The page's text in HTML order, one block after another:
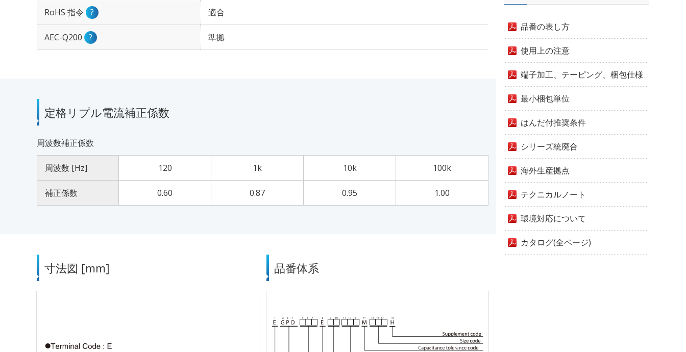
RoHS 指令 ? 適合
AEC-Q200 ? 準拠
定格リプル電流補正係数
周波数補正係数
周波数 [Hz] 120 1k 10k 100k
補正係数 0.60 0.87 0.95 1.00
寸法図 [mm] 品番体系
品番の表し方
使用上の注意
端子加工、テーピング、梱包仕様
最小梱包単位
はんだ付推奨条件
シリーズ統廃合
海外生産拠点
テクニカルノート
環境対応について
カタログ(全ページ)